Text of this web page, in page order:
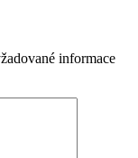
informace